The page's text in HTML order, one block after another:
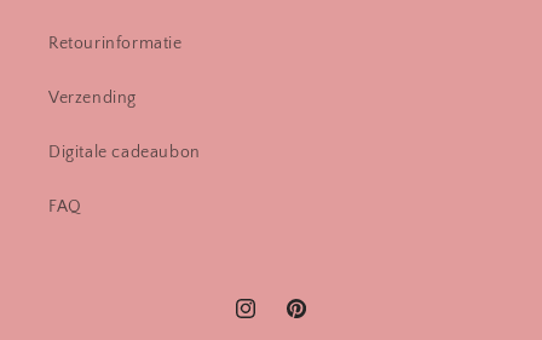
Retourinformatie
Verzending
Digitale cadeaubon
FAQ
InstagramPinterest